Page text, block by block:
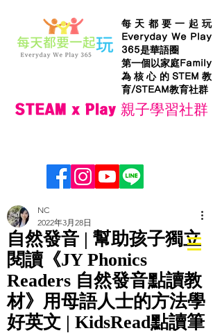
每天都要一起玩
Everyday We Play
365是華語圈
第一個以家庭Family
為核心的STEM教
育/STEAM教育社群
STEAM x Play 親子學習社群
自然發音 | 幫助孩子獨立
閱讀《JY Phonics
Readers 自然發音點讀教
材》用母語人士的方法學
好英文 | KidsRead點讀筆
NC
2022年3月28日